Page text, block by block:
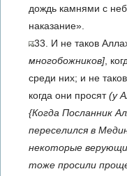
дождь камнями с
наказание».
33. И не таков
многобожников] ,
среди них; и не
когда они просят(у
{Когда Посланник
переселился в
некоторые
тоже просили